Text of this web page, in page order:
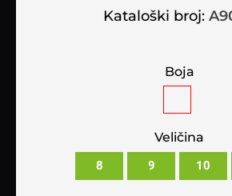
Kataloški broj:
Boja
Veličina
8 9 10